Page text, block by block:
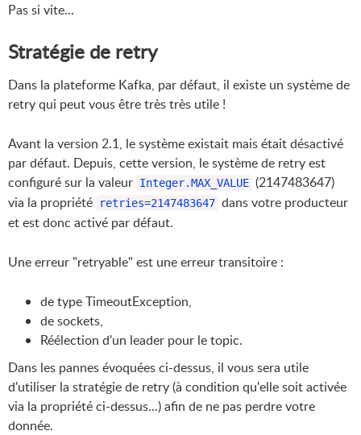
Pas si vite...
Stratégie de retry
Dans la plateforme Kafka, par défaut, il existe un système de
retry qui peut vous être très très utile !
Avant la version 2.1, le système existait mais était désactivé
par défaut. Depuis, cette version, le système de retry est
configuré sur la valeur Integer.MAX_VALUE (2147483647)
via la propriété
retries=2147483647 dans votre producteur
et est donc activé par défaut.
Une erreur "retryable" est une erreur transitoire :
de type TimeoutException,
de sockets,
Réélection d'un leader pour le topic.
Dans les pannes évoquées ci-dessus, il vous sera utile
d'utiliser la stratégie de retry (à condition qu'elle soit activée
via la propriété ci-dessus...) afin de ne pas perdre votre
donnée.